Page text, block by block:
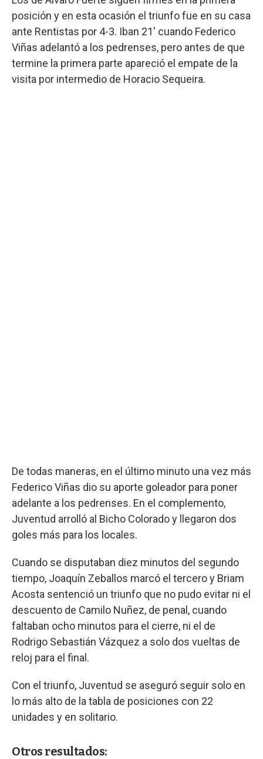
posición y en esta ocasión el triunfo fue en su casa
ante Rentistas por 4-3. Iban 21' cuando Federico
Viñas adelantó a los pedrenses, pero antes de que
termine la primera parte apareció el empate de la
visita por intermedio de Horacio Sequeira.
De todas maneras, en el último minuto una vez más
Federico Viñas dio su aporte goleador para poner
adelante a los pedrenses. En el complemento,
Juventud arrolló al Bicho Colorado y llegaron dos
goles más para los locales.
Cuando se disputaban diez minutos del segundo
tiempo, Joaquín Zeballos marcó el tercero y Briam
Acosta sentenció un triunfo que no pudo evitar ni el
descuento de Camilo Nuñez, de penal, cuando
faltaban ocho minutos para el cierre, ni el de
Rodrigo Sebastián Vázquez a solo dos vueltas de
reloj para el final.
Con el triunfo, Juventud se aseguró seguir solo en
lo más alto de la tabla de posiciones con 22
unidades y en solitario.
Otros resultados: